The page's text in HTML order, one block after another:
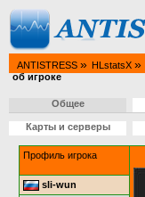
ANTISTRESS » HLstatsX »
об игроке
Общее
Карты и серверы
Профиль игрока
sli-wun